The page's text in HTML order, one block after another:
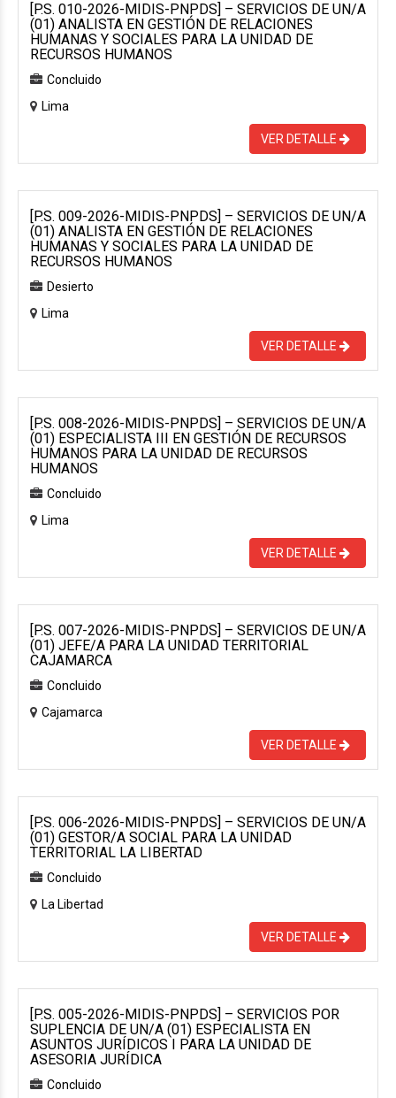
[P.S. 010-2026-MIDIS-PNPDS] – SERVICIOS DE UN/A
(01) ANALISTA EN GESTIÓN DE RELACIONES
HUMANAS Y SOCIALES PARA LA UNIDAD DE
RECURSOS HUMANOS
Concluido
Lima
VER DETALLE
[P.S. 009-2026-MIDIS-PNPDS] – SERVICIOS DE UN/A
(01) ANALISTA EN GESTIÓN DE RELACIONES
HUMANAS Y SOCIALES PARA LA UNIDAD DE
RECURSOS HUMANOS
Desierto
Lima
VER DETALLE
[P.S. 008-2026-MIDIS-PNPDS] – SERVICIOS DE UN/A
(01) ESPECIALISTA III EN GESTIÓN DE RECURSOS
HUMANOS PARA LA UNIDAD DE RECURSOS
HUMANOS
Concluido
Lima
VER DETALLE
[P.S. 007-2026-MIDIS-PNPDS] – SERVICIOS DE UN/A
(01) JEFE/A PARA LA UNIDAD TERRITORIAL
CAJAMARCA
Concluido
Cajamarca
VER DETALLE
[P.S. 006-2026-MIDIS-PNPDS] – SERVICIOS DE UN/A
(01) GESTOR/A SOCIAL PARA LA UNIDAD
TERRITORIAL LA LIBERTAD
Concluido
La Libertad
VER DETALLE
[P.S. 005-2026-MIDIS-PNPDS] – SERVICIOS POR
SUPLENCIA DE UN/A (01) ESPECIALISTA EN
ASUNTOS JURÍDICOS I PARA LA UNIDAD DE
ASESORIA JURÍDICA
Concluido